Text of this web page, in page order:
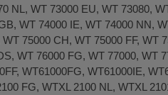
NL, WT 73000 EU, WT 73080,
WT 74000 IE, WT 74000 NN,
75000 CH, WT 75000 FF, WT
WT 76000 FG, WT 77000, WT
WT61000FG, WT61000IE,
FG, WTXL 2100 NL, WTXL